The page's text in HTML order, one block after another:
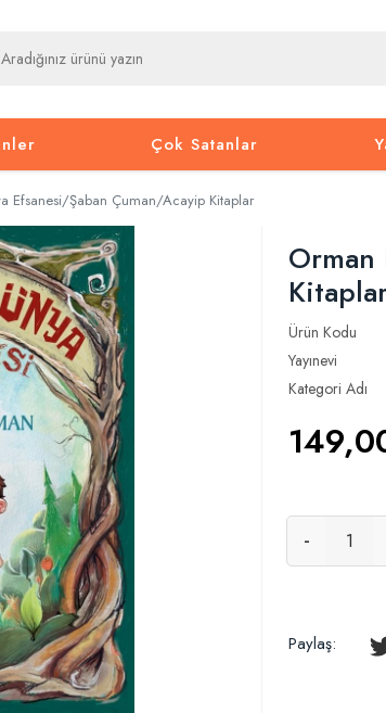
Çok Satanlar
Efsanesi/Şaban Çuman/Acayip Kitaplar
Orman
Ürün Kodu
Yayınevi
Kategori Adı
-
Paylaş: